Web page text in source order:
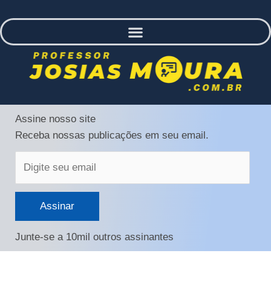
Assine nosso site
Receba nossas publicações em seu email.
Digite
seu
Assinar
Junte-se a 10mil outros assinantes